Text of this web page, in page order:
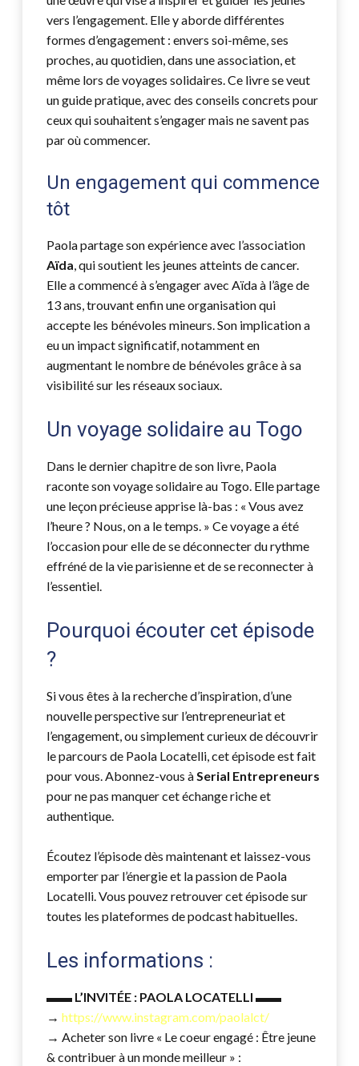
vers l’engagement. Elle y aborde différentes
formes d’engagement : envers soi-même, ses
proches, au quotidien, dans une association, et
même lors de voyages solidaires. Ce livre se veut
un guide pratique, avec des conseils concrets pour
ceux qui souhaitent s’engager mais ne savent pas
par où commencer.
Un engagement qui commence
tôt
Paola partage son expérience avec l’association
Aïda, qui soutient les jeunes atteints de cancer.
Elle a commencé à s’engager avec Aïda à l’âge de
13 ans, trouvant enfin une organisation qui
accepte les bénévoles mineurs. Son implication a
eu un impact significatif, notamment en
augmentant le nombre de bénévoles grâce à sa
visibilité sur les réseaux sociaux.
Un voyage solidaire au Togo
Dans le dernier chapitre de son livre, Paola
raconte son voyage solidaire au Togo. Elle partage
une leçon précieuse apprise là-bas : « Vous avez
l’heure ? Nous, on a le temps. » Ce voyage a été
l’occasion pour elle de se déconnecter du rythme
effréné de la vie parisienne et de se reconnecter à
l’essentiel.
Pourquoi écouter cet épisode
?
Si vous êtes à la recherche d’inspiration, d’une
nouvelle perspective sur l’entrepreneuriat et
l’engagement, ou simplement curieux de découvrir
le parcours de Paola Locatelli, cet épisode est fait
pour vous. Abonnez-vous àSerial Entrepreneurs
pour ne pas manquer cet échange riche et
authentique.
Écoutez l’épisode dès maintenant et laissez-vous
emporter par l’énergie et la passion de Paola
Locatelli. Vous pouvez retrouver cet épisode sur
toutes les plateformes de podcast habituelles.
Les informations :
▬▬ L’INVITÉE : PAOLA LOCATELLI ▬▬
→https://www.instagram.com/paolalct/
→ Acheter son livre « Le coeur engagé : Être jeune
& contribuer à un monde meilleur » :